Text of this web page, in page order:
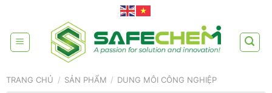
content
TRANG CHỦ / SẢN PHẨM / DUNG MÔI CÔNG NGHIỆP